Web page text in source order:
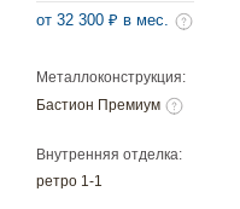
Металлоконструкция:
Бастион Премиум
Внутренняя отделка:
ретро 1-1
от 32 300 ₽ в мес.